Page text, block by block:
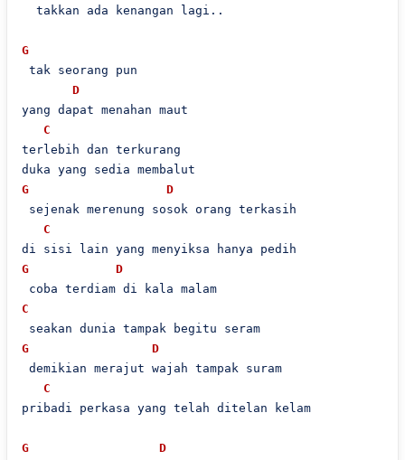
  takkan ada kenangan lagi..
G
tak seorang pun
D
yang dapat menahan maut
C
terlebih dan terkurang
G
D
sejenak merenung sosok orang terkasih
C
G
D
coba terdiam di kala malam
C
seakan dunia tampak begitu seram
G
D
demikian merajut wajah tampak suram
C
pribadi perkasa yang telah ditelan kelam
G
D